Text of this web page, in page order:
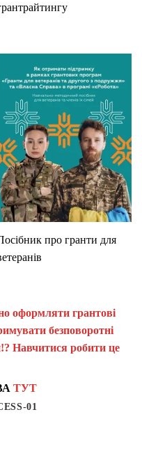
про гранти для
оформляти грантові
безповоротні
Навчитися робити це
ТУТ
01